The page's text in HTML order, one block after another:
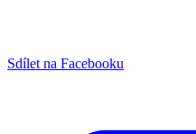
Sdílet na Facebooku